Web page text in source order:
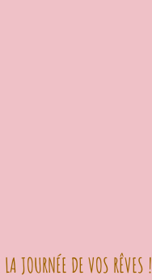
JOURNÉE DE VOS RÊVES !